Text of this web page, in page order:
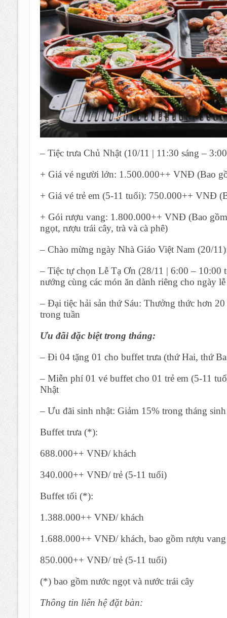
– Tiệc trưa Chủ Nhật (10/11 | 11:30 sáng –
+ Giá vé người lớn: 1.500.000++ VNĐ (Bao
+ Giá vé trẻ em (5-11 tuổi): 750.000++ VNĐ
+ Gói rượu vang: 1.800.000++ VNĐ (Bao
ngọt, rượu trái cây, trà và cà phê)
– Chào mừng ngày Nhà Giáo Việt Nam (20/
– Tiệc tự chọn Lễ Tạ Ơn (28/11 | 6:00 –
nướng cùng các món ăn dành riêng cho ngày
– Đại tiệc hải sản thứ Sáu: Thưởng thức hơn
trong tuần
Ưu đãi đặc biệt trong tháng:
– Đi 04 tặng 01 cho buffet trưa (thứ Hai, thứ
– Miễn phí 01 vé buffet cho 01 trẻ em (5-11
Nhật
– Ưu đãi sinh nhật: Giảm 15% trong tháng
Buffet trưa (*):
688.000++ VNĐ/ khách
340.000++ VNĐ/ trẻ (5-11 tuổi)
Buffet tối (*):
1.388.000++ VNĐ/ khách
1.688.000++ VNĐ/ khách, bao gồm rượu
850.000++ VNĐ/ trẻ (5-11 tuổi)
(*) bao gồm nước ngọt và nước trái cây
Thông tin liên hệ đặt bàn: